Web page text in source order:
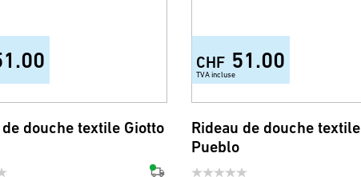
de douche textile Giotto
CHF 51.00
TVA incluse
Rideau de douche textile
Pueblo